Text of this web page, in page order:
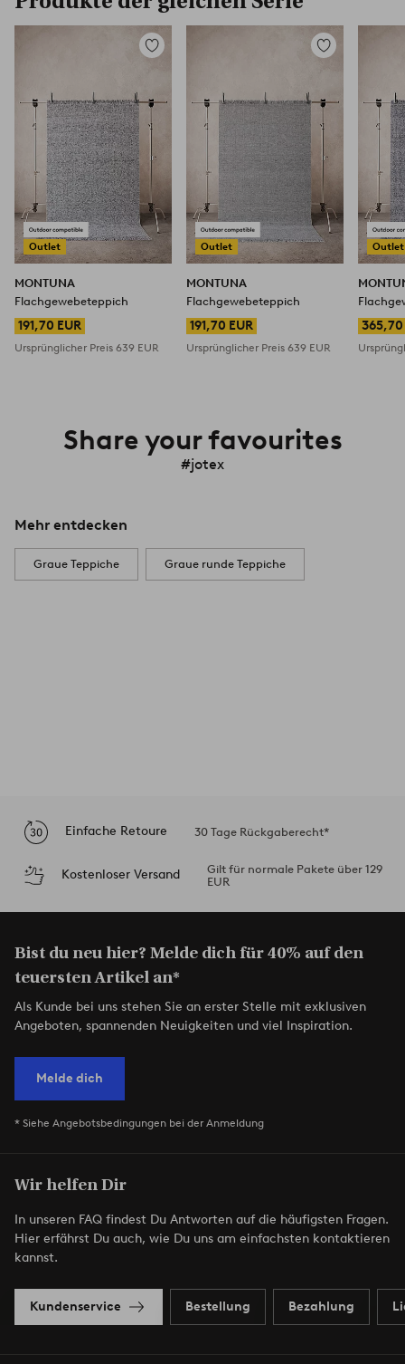
Outlet
Zu
MONTUNA
Flachgewebeteppich
191,70 EUR
Ursprünglicher Preis 639 EUR
Outlet
Zu
MONTUNA
Flachgewebeteppich
191,70 EUR
Ursprünglicher Preis639 EUR
Outlet
365,70
Share your favourites
#jotex
Mehr entdecken
Graue Teppiche Graue runde Teppiche
Einfache Retoure 30 Tage Rückgaberecht*
Kostenloser Versand
Gilt für normale Pakete über 129
EUR
Bist du neu hier? Melde dich für 40% auf den
teuersten Artikel an*
Als Kunde bei uns stehen Sie an erster Stelle mit exklusiven
Angeboten, spannenden Neuigkeiten und viel Inspiration.
Melde dich
* Siehe Angebotsbedingungen bei der Anmeldung
Wir helfen Dir
In unseren FAQ findest Du Antworten auf die häufigsten Fragen.
Hier erfährst Du auch, wie Du uns am einfachsten kontaktieren
kannst.
Kundenservice Bestellung Bezahlung